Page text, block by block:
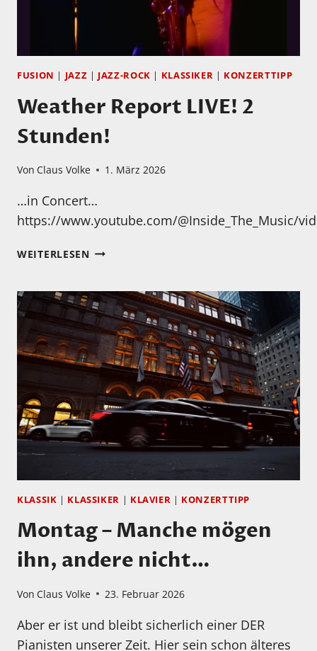
FUSION | JAZZ | JAZZ-ROCK | KLASSIKER | KONZERTTIPP
Weather Report LIVE! 2
Stunden!
Von Claus Volke 1. März 2026
…in Concert…
https://www.youtube.com/@Inside_The_Music/
WEITERLESENWEATHER
2
STUNDEN!
KLASSIK | KLASSIKER | KLAVIER | KONZERTTIPP
Montag – Manche mögen
ihn, andere nicht…
Von Claus Volke 23. Februar 2026
Aber er ist und bleibt sicherlich einer DER
Pianisten unserer Zeit. Hier sein schon älteres